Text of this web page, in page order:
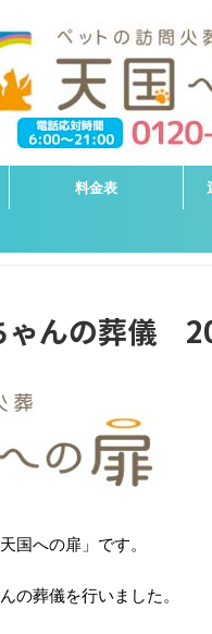
料金表
ゃんの葬儀
国への扉」です。
の葬儀を行いました。